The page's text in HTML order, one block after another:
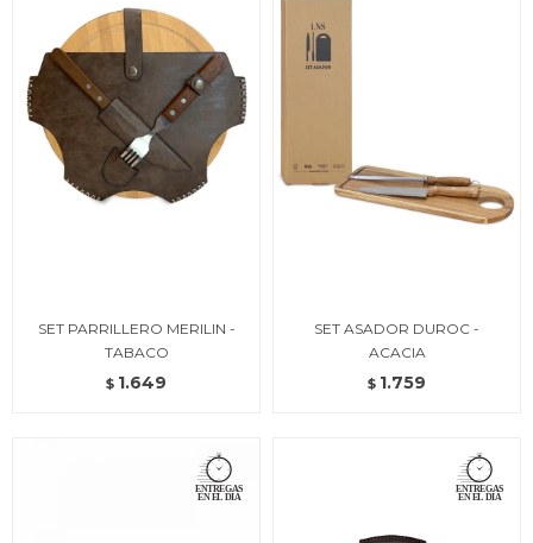
SET PARRILLERO MERILIN -
TABACO
$ 1.649
SET ASADOR DUROC -
ACACIA
$ 1.759